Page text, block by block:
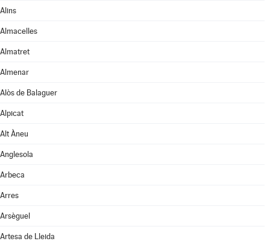
Alins
Almacelles
Almatret
Almenar
Alòs de Balaguer
Alpicat
Alt Àneu
Anglesola
Arbeca
Arres
Arsèguel
Artesa de Lleida